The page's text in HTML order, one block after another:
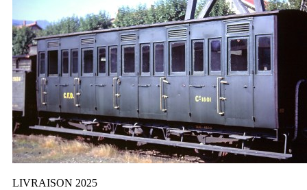
LIVRAISON 2025